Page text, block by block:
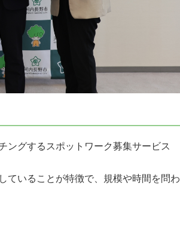
ングするスポットワーク募集サービス
ていることが特徴で、規模や時間を問わ